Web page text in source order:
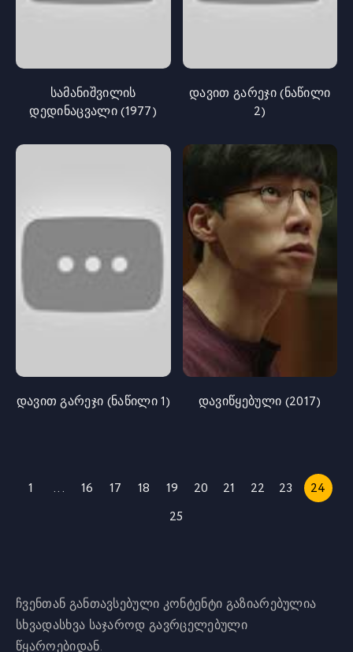
სამანიშვილის
დედინაცვალი (1977)
დავით გარეჯი (ნაწილი
2)
დავით გარეჯი (ნაწილი 1) დავიწყებული (2017)
1 ... 16 17 18 19 20 21 22 23
24
25
ჩვენთან განთავსებული კონტენტი გაზიარებულია
სხვადასხვა საჯაროდ გავრცელებული
წყაროებიდან.